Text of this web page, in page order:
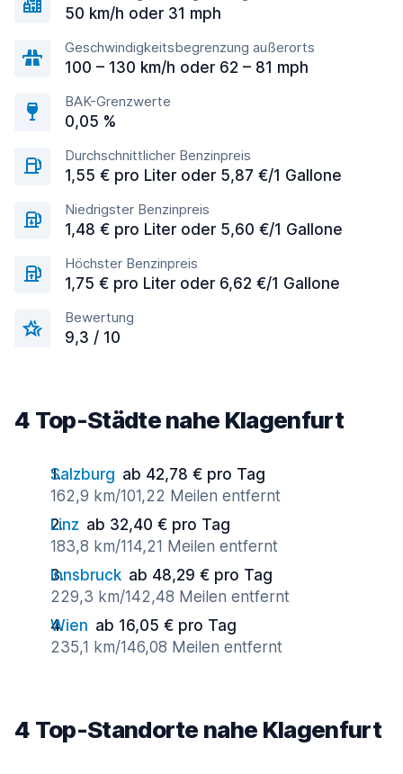
50 km/h oder 31 mph
Geschwindigkeitsbegrenzung außerorts
100 – 130 km/h oder 62 – 81 mph
BAK-Grenzwerte
0,05 %
Durchschnittlicher Benzinpreis
1,55 € pro Liter oder 5,87 €/1 Gallone
Niedrigster Benzinpreis
1,48 € pro Liter oder 5,60 €/1 Gallone
Höchster Benzinpreis
1,75 € pro Liter oder 6,62 €/1 Gallone
Bewertung
9,3 / 10
4 Top-Städte nahe Klagenfurt
Salzburg ab 42,78 € pro Tag
162,9 km/101,22 Meilen entfernt
Linz ab 32,40 € pro Tag
183,8 km/114,21 Meilen entfernt
Innsbruck ab 48,29 € pro Tag
229,3 km/142,48 Meilen entfernt
Wien ab 16,05 € pro Tag
235,1 km/146,08 Meilen entfernt
4 Top-Standorte nahe Klagenfurt